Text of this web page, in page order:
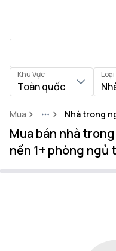
Khu Vực
Toàn quốc
Mua MoreNhà trong
Mua bán nhà
nền 1+ phòng ngủ